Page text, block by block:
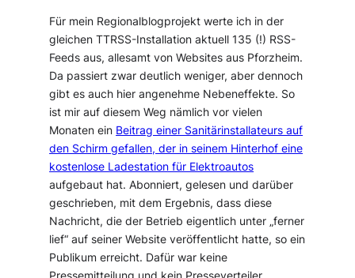
Für mein Regionalblogprojekt werte ich in der
gleichen TTRSS-Installation aktuell 135 (!) RSS-
Feeds aus, allesamt von Websites aus Pforzheim.
Da passiert zwar deutlich weniger, aber dennoch
gibt es auch hier angenehme Nebeneffekte. So
ist mir auf diesem Weg nämlich vor vielen
Monaten ein Beitrag einer Sanitärinstallateurs auf
den Schirm gefallen, der in seinem Hinterhof eine
kostenlose Ladestation für Elektroautos
aufgebaut hat. Abonniert, gelesen und darüber
geschrieben, mit dem Ergebnis, dass diese
Nachricht, die der Betrieb eigentlich unter „ferner
lief“ auf seiner Website veröffentlicht hatte, so ein
Publikum erreicht. Dafür war keine